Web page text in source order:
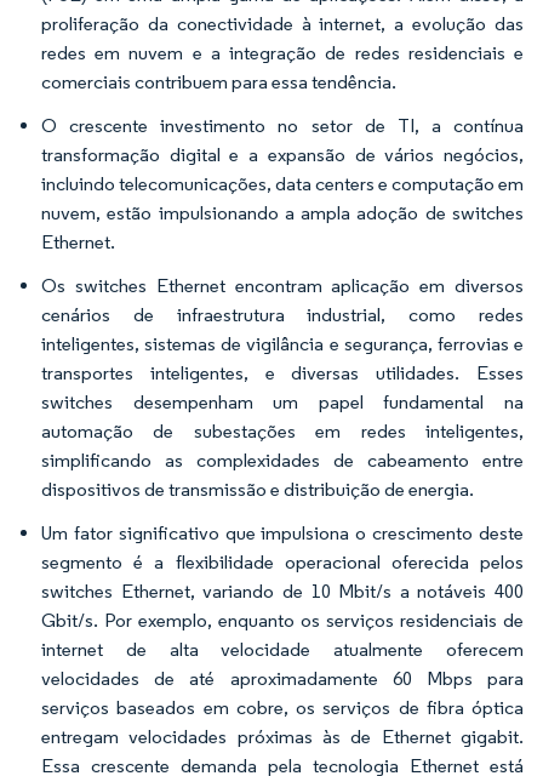
proliferação da conectividade à internet, a evolução das
redes em nuvem e a integração de redes residenciais e
comerciais contribuem para essa tendência.
O crescente investimento no setor de TI, a contínua
transformação digital e a expansão de vários negócios,
incluindo telecomunicações, data centers e computação em
nuvem, estão impulsionando a ampla adoção de switches
Ethernet.
Os switches Ethernet encontram aplicação em diversos
cenários de infraestrutura industrial, como redes
inteligentes, sistemas de vigilância e segurança, ferrovias e
transportes inteligentes, e diversas utilidades. Esses
switches desempenham um papel fundamental na
automação de subestações em redes inteligentes,
simplificando as complexidades de cabeamento entre
dispositivos de transmissão e distribuição de energia.
Um fator significativo que impulsiona o crescimento deste
segmento é a flexibilidade operacional oferecida pelos
switches Ethernet, variando de 10 Mbit/s a notáveis 400
Gbit/s. Por exemplo, enquanto os serviços residenciais de
internet de alta velocidade atualmente oferecem
velocidades de até aproximadamente 60 Mbps para
serviços baseados em cobre, os serviços de fibra óptica
entregam velocidades próximas às de Ethernet gigabit.
Essa crescente demanda pela tecnologia Ethernet está